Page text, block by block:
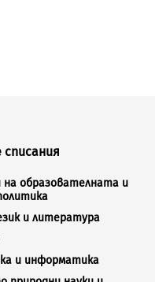
образователната и
и литература
и информатика